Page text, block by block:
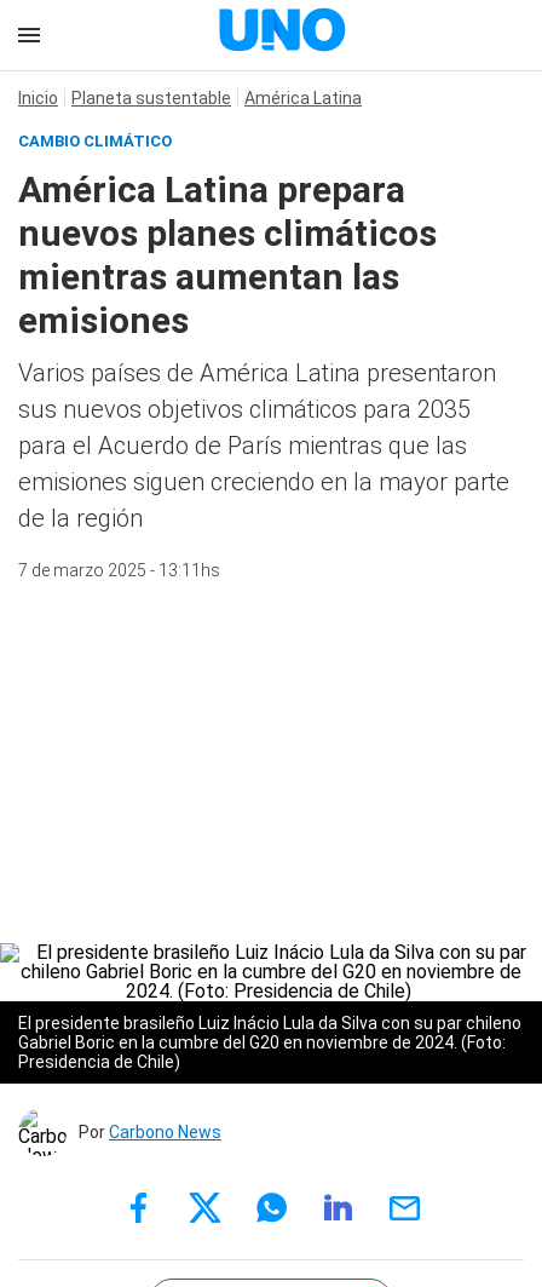
Inicio Planeta sustentable América Latina
CAMBIO CLIMÁTICO
América Latina prepara
nuevos planes climáticos
mientras aumentan las
emisiones
Varios países de América Latina presentaron
sus nuevos objetivos climáticos para 2035
para el Acuerdo de París mientras que las
emisiones siguen creciendo en la mayor parte
de la región
7 de marzo 2025 - 13:11hs
El presidente brasileño Luiz Inácio Lula da Silva con su par chileno
Gabriel Boric en la cumbre del G20 en noviembre de 2024. (Foto:
Presidencia de Chile)
PorCarbono News